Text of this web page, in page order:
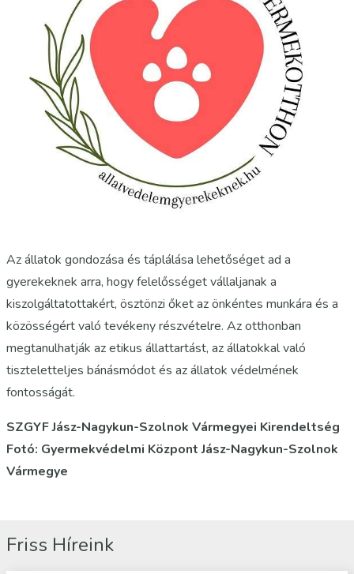
Az állatok gondozása és táplálása lehetőséget ad a
gyerekeknek arra, hogy felelősséget vállaljanak a
kiszolgáltatottakért, ösztönzi őket az önkéntes munkára és a
közösségért való tevékeny részvételre. Az otthonban
megtanulhatják az etikus állattartást, az állatokkal való
tiszteletteljes bánásmódot és az állatok védelmének
fontosságát.
SZGYF Jász-Nagykun-Szolnok Vármegyei Kirendeltség
Fotó: Gyermekvédelmi Központ Jász-Nagykun-Szolnok
Vármegye
Friss Híreink